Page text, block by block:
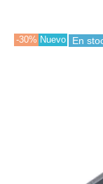
-30% Nuevo En